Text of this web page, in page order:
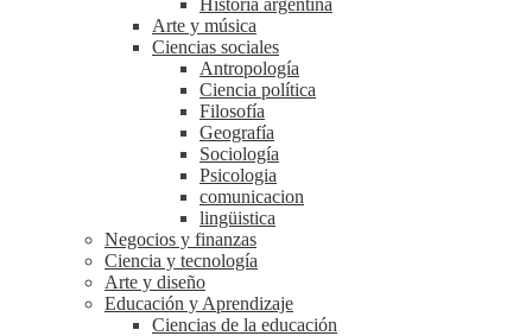
Historia argentina
Arte y música
Ciencias sociales
Antropología
Ciencia política
Filosofía
Geografía
Sociología
Psicologia
comunicacion
lingüistica
Negocios y finanzas
Ciencia y tecnología
Arte y diseño
Educación y Aprendizaje
Ciencias de la educación